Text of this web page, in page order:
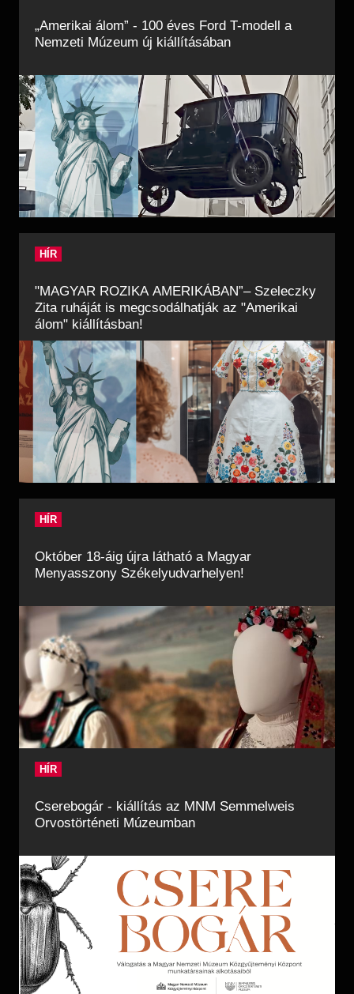
„Amerikai álom” - 100 éves Ford T-modell a
Nemzeti Múzeum új kiállításában
HÍR
"MAGYAR ROZIKA AMERIKÁBAN”– Szeleczky
Zita ruháját is megcsodálhatják az "Amerikai
álom" kiállításban!
HÍR
Október 18-áig újra látható a Magyar
Menyasszony Székelyudvarhelyen!
HÍR
Cserebogár - kiállítás az MNM Semmelweis
Orvostörténeti Múzeumban